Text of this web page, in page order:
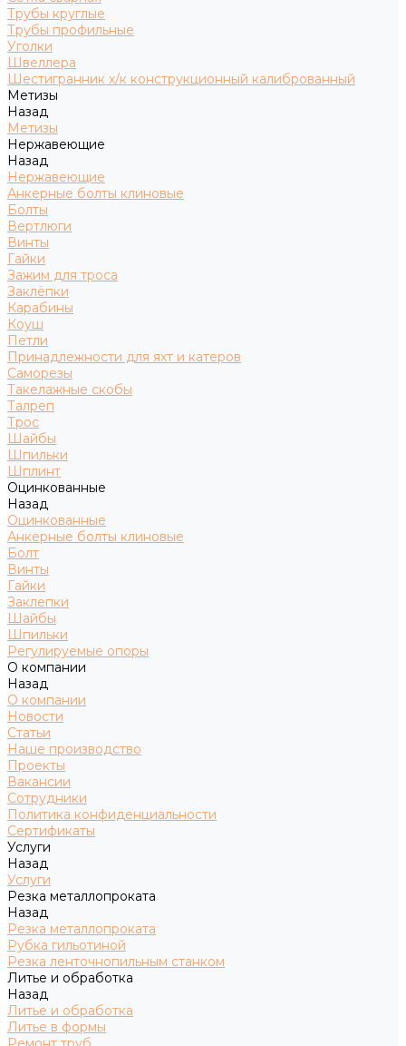
Трубы круглые
Трубы профильные
Уголки
Швеллера
Шестигранник х/к конструкционный калиброванный
Метизы
Назад
Метизы
Нержавеющие
Назад
Нержавеющие
Анкерные болты клиновые
Болты
Вертлюги
Винты
Гайки
Зажим для троса
Заклёпки
Карабины
Коуш
Петли
Принадлежности для яхт и катеров
Саморезы
Такелажные скобы
Талреп
Трос
Шайбы
Шпильки
Шплинт
Оцинкованные
Назад
Оцинкованные
Анкерные болты клиновые
Болт
Винты
Гайки
Заклепки
Шайбы
Шпильки
Регулируемые опоры
О компании
Назад
О компании
Новости
Статьи
Наше производство
Проекты
Вакансии
Сотрудники
Политика конфиденциальности
Сертификаты
Услуги
Назад
Услуги
Резка металлопроката
Назад
Резка металлопроката
Рубка гильотиной
Резка ленточнопильным станком
Литье и обработка
Назад
Литье и обработка
Литье в формы